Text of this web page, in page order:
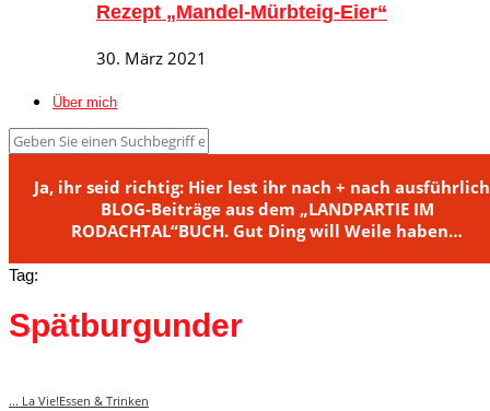
Rezept „Mandel-Mürbteig-Eier“
30. März 2021
Über mich
Ja, ihr seid richtig: Hier lest ihr nach + nach
BLOG-Beiträge aus dem „LANDPARTIE IM
RODACHTAL“BUCH. Gut Ding will Weile haben…
Tag:
Spätburgunder
... La Vie!Essen & Trinken